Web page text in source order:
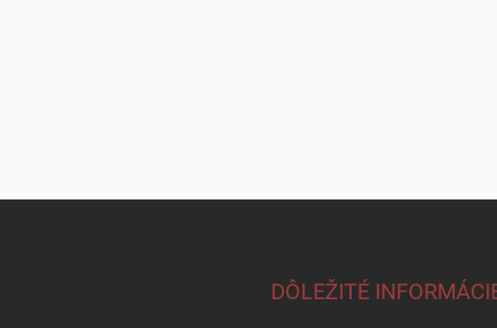
DÔLEŽITÉ